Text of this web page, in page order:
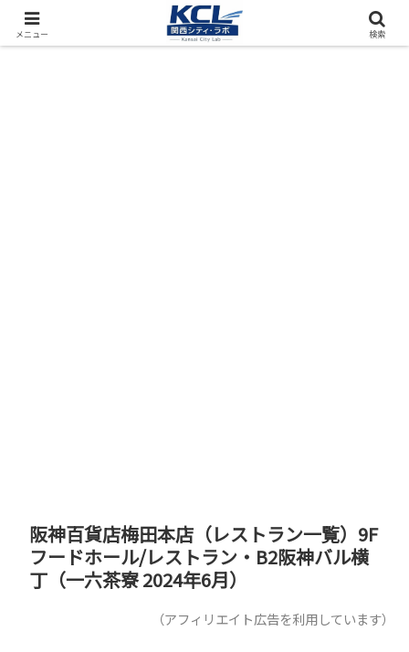
都市再開発をフィールド調査（累計アクセス数4000万PV）
阪神百貨店梅田本店（レストラン一覧）9F
フードホール/レストラン・B2阪神バル横
丁（一六茶寮 2024年6月）
（アフィリエイト広告を利用しています）
メニュー 検索